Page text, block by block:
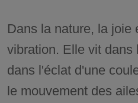
Dans la nature, la joie
vibration. Elle vit dans
dans l'éclat d'une
le mouvement des